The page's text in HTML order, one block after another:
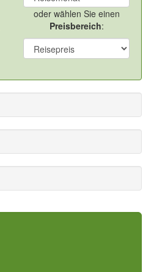
oder wählen Sie einen
Preisbereich: